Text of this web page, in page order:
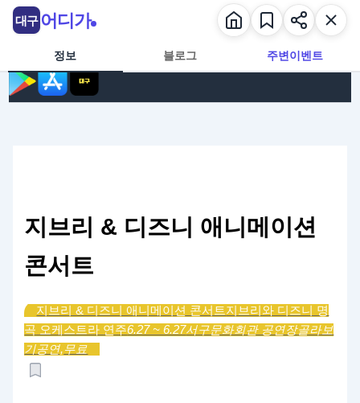
콘텐츠로 건너뛰기
정보 블로그 주변이벤트
지브리 & 디즈니 애니메이션
콘서트
지브리 & 디즈니 애니메이션 콘서트지브리와 디즈니 명
곡 오케스트라 연주6.27 ~ 6.27서구문화회관 공연장골라보
기공연,무료
대구 어디가